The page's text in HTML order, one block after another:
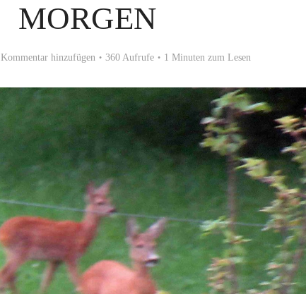
MORGEN
Kommentar hinzufügen 360 Aufrufe 1 Minuten zum Lesen